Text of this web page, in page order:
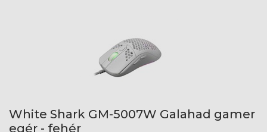
White Shark GM-5007W Galahad gamer
egér - fehér